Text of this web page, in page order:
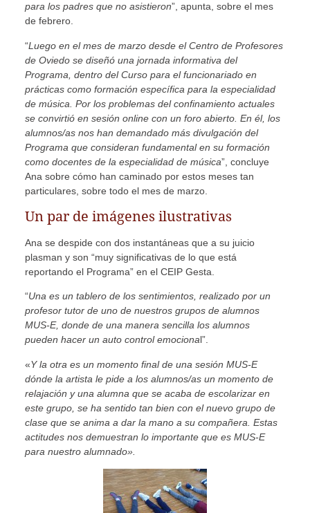
para los padres que no asistieron”, apunta, sobre el mes
de febrero.
“Luego en el mes de marzo desde el Centro de Profesores
de Oviedo se diseñó una jornada informativa del
Programa, dentro del Curso para el funcionariado en
prácticas como formación específica para la especialidad
de música. Por los problemas del confinamiento actuales
se convirtió en sesión online con un foro abierto. En él, los
alumnos/as nos han demandado más divulgación del
Programa que consideran fundamental en su formación
como docentes de la especialidad de música”, concluye
Ana sobre cómo han caminado por estos meses tan
particulares, sobre todo el mes de marzo.
Un par de imágenes ilustrativas
Ana se despide con dos instantáneas que a su juicio
plasman y son “muy significativas de lo que está
reportando el Programa” en el CEIP Gesta.
“Una es un tablero de los sentimientos, realizado por un
profesor tutor de uno de nuestros grupos de alumnos
MUS-E, donde de una manera sencilla los alumnos
pueden hacer un auto control emocional”.
«Y la otra es un momento final de una sesión MUS-E
dónde la artista le pide a los alumnos/as un momento de
relajación y una alumna que se acaba de escolarizar en
este grupo, se ha sentido tan bien con el nuevo grupo de
clase que se anima a dar la mano a su compañera. Estas
actitudes nos demuestran lo importante que es MUS-E
para nuestro alumnado».